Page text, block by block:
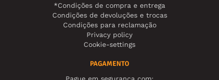
*Condições de compra e entrega
Condições de devoluções e trocas
Condições para reclamação
Privacy policy
Cookie-settings
PAGAMENTO
Pague em segurança com: